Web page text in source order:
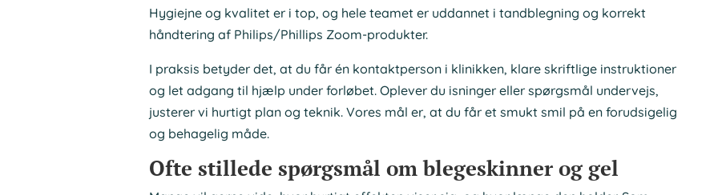
Hygiejne og kvalitet er i top, og hele teamet er uddannet i tandblegning og korrekt
håndtering af Philips/Phillips Zoom-produkter.
I praksis betyder det, at du får én kontaktperson i klinikken, klare skriftlige instruktioner
og let adgang til hjælp under forløbet. Oplever du isninger eller spørgsmål undervejs,
justerer vi hurtigt plan og teknik. Vores mål er, at du får et smukt smil på en forudsigelig
og behagelig måde.
Ofte stillede spørgsmål om blegeskinner og gel